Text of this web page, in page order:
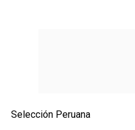
Selección Peruana